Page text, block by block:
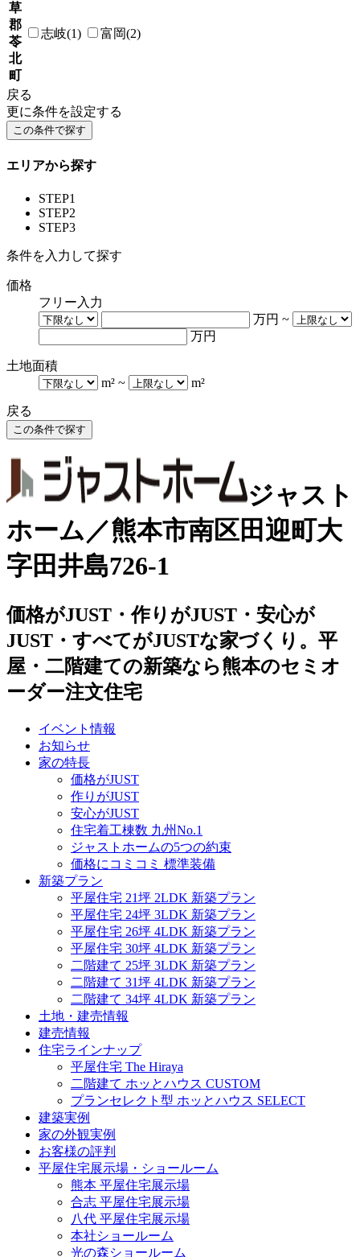
草
郡
苓
北
町
志岐(1) 富岡(2)
戻る
更に条件を設定する
エリアから探す
STEP1
STEP2
STEP3
条件を入力して探す
価格
フリー入力
万円 ~
万円
土地面積
m² ~ m²
戻る
ジャスト
ホーム／熊本市南区田迎町大
字田井島726-1
価格がJUST・作りがJUST・安心が
JUST・すべてがJUSTな家づくり。平
屋・二階建ての新築なら熊本のセミオ
ーダー注文住宅
イベント情報
お知らせ
家の特長
価格がJUST
作りがJUST
安心がJUST
住宅着工棟数 九州No.1
ジャストホームの5つの約束
価格にコミコミ 標準装備
新築プラン
平屋住宅 21坪 2LDK 新築プラン
平屋住宅 24坪 3LDK 新築プラン
平屋住宅 26坪 4LDK 新築プラン
平屋住宅 30坪 4LDK 新築プラン
二階建て 25坪 3LDK 新築プラン
二階建て 31坪 4LDK 新築プラン
二階建て 34坪 4LDK 新築プラン
土地・建売情報
建売情報
住宅ラインナップ
平屋住宅 The Hiraya
二階建て ホッとハウス CUSTOM
プランセレクト型 ホッとハウス SELECT
建築実例
家の外観実例
お客様の評判
平屋住宅展示場・ショールーム
熊本 平屋住宅展示場
合志 平屋住宅展示場
八代 平屋住宅展示場
本社ショールーム
光の森ショールーム